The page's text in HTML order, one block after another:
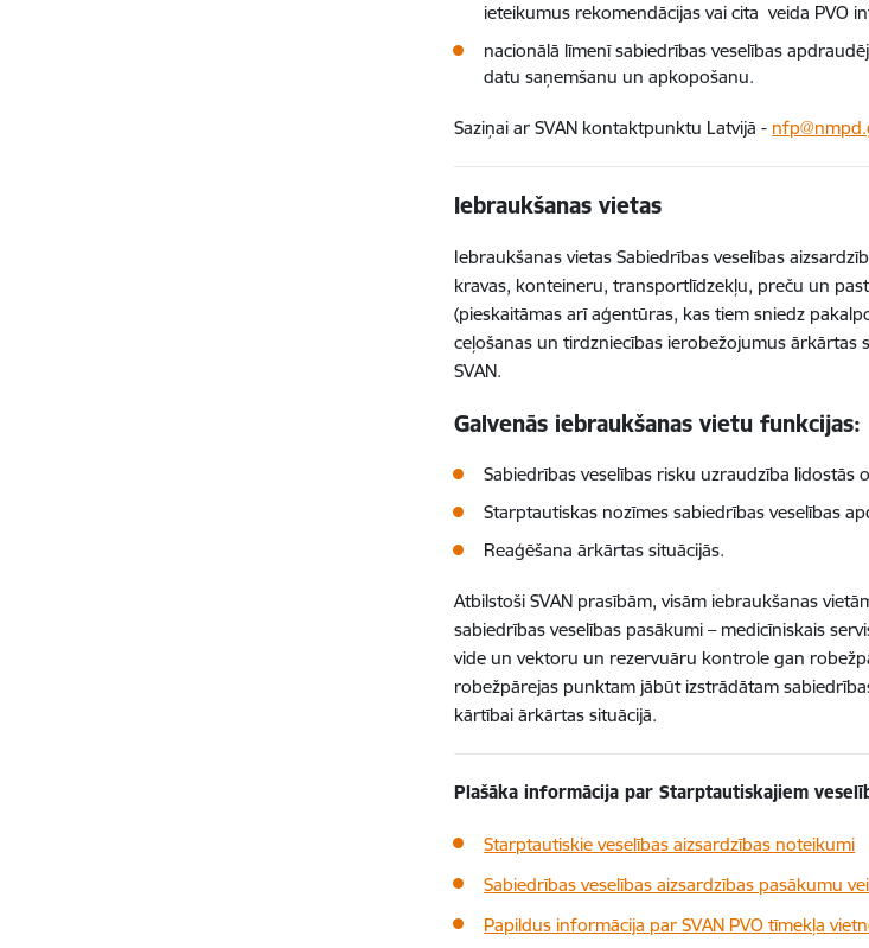
ieteikumus rekomendācijas vai cita veida PVO
nacionālā līmenī sabiedrības veselības
datu saņemšanu un apkopošanu.
Saziņai ar SVAN kontaktpunktu Latvijā -
Iebraukšanas vietas
Iebraukšanas vietas Sabiedrības veselības
kravas, konteineru, transportlīdzekļu, preču un
(pieskaitāmas arī aģentūras, kas tiem sniedz
ceļošanas un tirdzniecības ierobežojumus ārkārtas
SVAN.
Galvenās iebraukšanas vietu funkcijas:
Sabiedrības veselības risku uzraudzība lidostās
Starptautiskas nozīmes sabiedrības veselības
Reaģēšana ārkārtas situācijās.
Atbilstoši SVAN prasībām, visām iebraukšanas
sabiedrības veselības pasākumi – medicīniskais
vide un vektoru un rezervuāru kontrole gan
robežpārejas punktam jābūt izstrādātam
kārtībai ārkārtas situācijā.
Plašāka informācija par Starptautiskajiem
Starptautiskie veselības aizsardzības noteikumi
Sabiedrības veselības aizsardzības pasākumu
Papildus informācija par SVAN PVO tīmekļa